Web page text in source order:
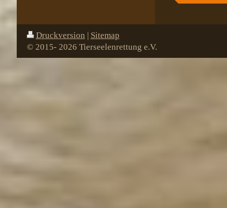
Druckversion
Sitemap
© 2015- 2026 Tierseelenrettung e.V.